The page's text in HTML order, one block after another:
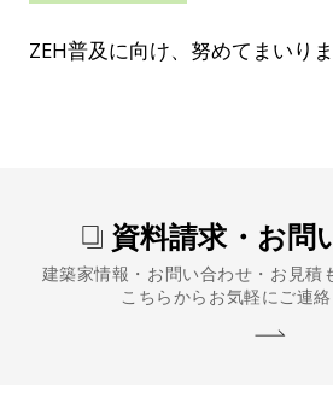
ZEH普及に向け、努めてまいりま
資料請求・お問
建築家情報・お問い合わせ・お見積
こちらからお気軽にご連絡